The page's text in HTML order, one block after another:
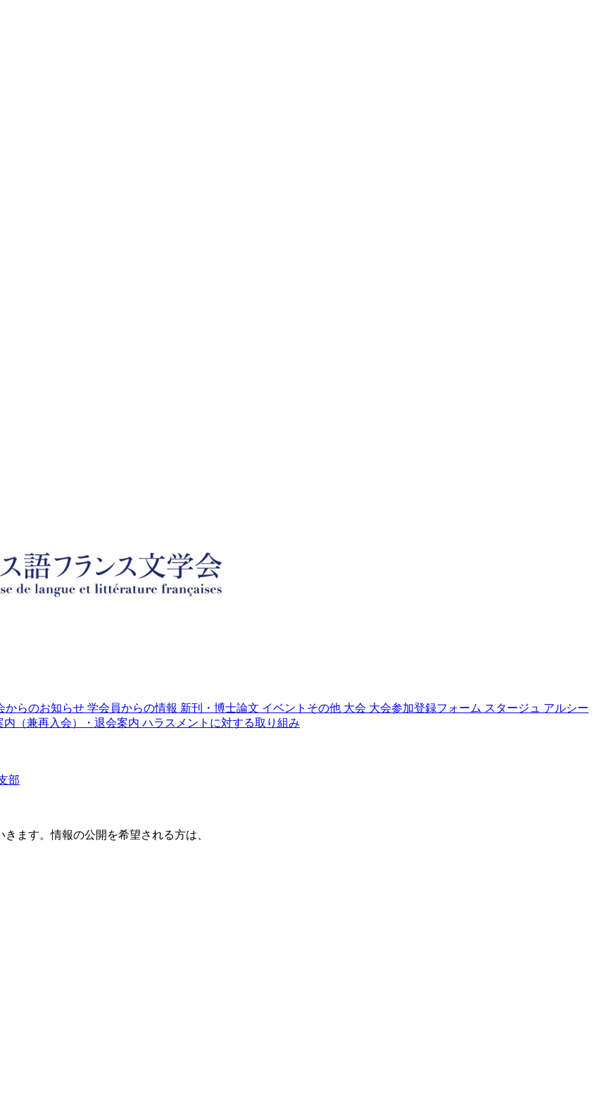
からのお知らせ 学会員からの情報 新刊・博士論文 イベントその他 大会 大会参加登録フォーム スタージュ アルシー
内（兼再入会）・退会案内 ハラスメントに対する取り組み
部
ます。情報の公開を希望される方は、